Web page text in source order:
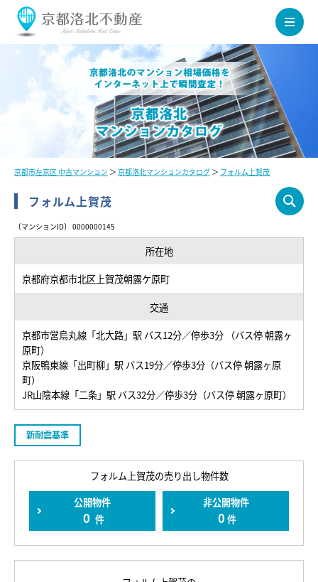
京都市左京区 中古マンション ＞ 京都洛北マンションカタログ ＞ フォルム上賀茂
フォルム上賀茂
〔マンションID〕 0000000145
所在地
京都府京都市北区上賀茂朝露ケ原町
交通
京都市営烏丸線「北大路」駅 バス12分／停歩3分 （バス停 朝露ヶ
原町）
京阪鴨東線「出町柳」駅 バス19分／停歩3分（バス停 朝露ヶ原
町）
JR山陰本線「二条」駅 バス32分／停歩3分（バス停 朝露ヶ原町）
新耐震基準
フォルム上賀茂の売り出し物件数
公開物件
0 件
非公開物件
0 件